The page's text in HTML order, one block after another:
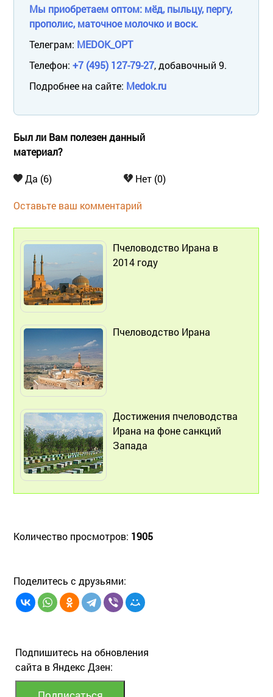
Мы приобретаем оптом: мёд, пыльцу, пергу,
прополис, маточное молочко и воск.
Телеграм: MEDOK_OPT
Телефон: +7 (495) 127-79-27, добавочный 9.
Подробнее на сайте: Medok.ru
Был ли Вам полезен данный
материал?
Да (6) Нет (0)
Оставьте ваш комментарий
Пчеловодство Ирана в
2014 году
Пчеловодство Ирана
Достижения пчеловодства
Ирана на фоне санкций
Запада
Количество просмотров: 1905
Поделитесь с друзьями:
Подпишитесь на обновления
сайта в Яндекс Дзен: